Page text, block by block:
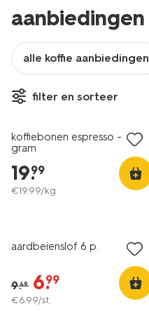
aanbiedingen
alle koffie aanbiedingen
filter en sorteer
25% korting
alleen online
koffiebonen espresso - 1000
gram
19.
99
€19.99/kg
aardbeienslof 6 p.
9.49 6.
99
€6.99/st.